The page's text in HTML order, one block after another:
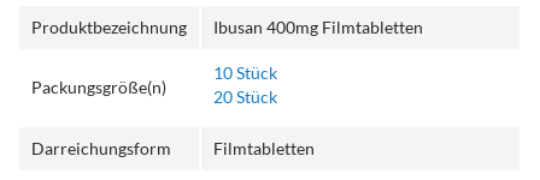
Produktbezeichnung Ibusan 400mg Filmtabletten
Packungsgröße(n)
10 Stück
20 Stück
Darreichungsform Filmtabletten